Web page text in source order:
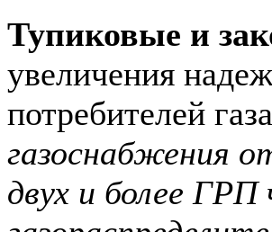
Тупиковые и
увеличения
потребителей
газоснабжения
двух и более ГРП